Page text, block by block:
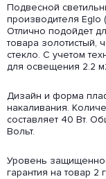
Подвесной
производителя Eglo
Отлично подойдет
товара золотистый,
стекло. С учетом
для освещения 2.2
Дизайн и форма
накаливания.
составляет 40 Вт.
Вольт.
Уровень
гарантия на товар 2